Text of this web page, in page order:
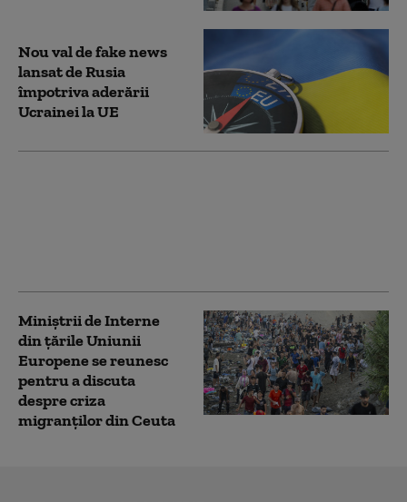
Nou val de fake news
lansat de Rusia
împotriva aderării
Ucrainei la UE
Miniștrii de Interne
din țările Uniunii
Europene se reunesc
pentru a discuta
despre criza
migranților din Ceuta